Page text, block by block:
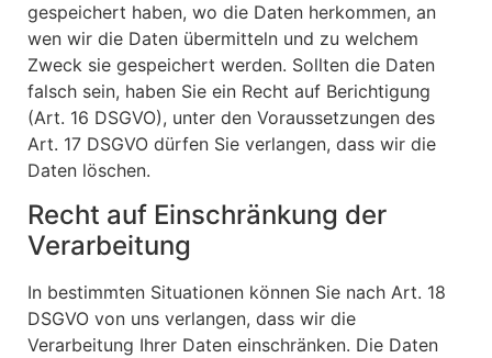
gespeichert haben, wo die Daten herkommen, an
wen wir die Daten übermitteln und zu welchem
Zweck sie gespeichert werden. Sollten die Daten
falsch sein, haben Sie ein Recht auf Berichtigung
(Art. 16 DSGVO), unter den Voraussetzungen des
Art. 17 DSGVO dürfen Sie verlangen, dass wir die
Daten löschen.
Recht auf Einschränkung der
Verarbeitung
In bestimmten Situationen können Sie nach Art. 18
DSGVO von uns verlangen, dass wir die
Verarbeitung Ihrer Daten einschränken. Die Daten